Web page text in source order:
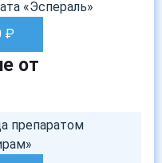
«Эспераль»
₽
от
препаратом